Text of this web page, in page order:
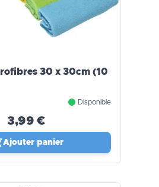
30 x 30cm (10
Disponible
3,99 €
Ajouter panier